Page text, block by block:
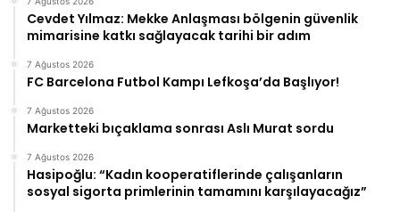
Cevdet Yılmaz: Mekke Anlaşması bölgenin güvenlik
mimarisine katkı sağlayacak tarihi bir adım
7 Ağustos 2026
FC Barcelona Futbol Kampı Lefkoşa’da Başlıyor!
7 Ağustos 2026
Marketteki bıçaklama sonrası Aslı Murat sordu
7 Ağustos 2026
Hasipoğlu: “Kadın kooperatiflerinde çalışanların
sosyal sigorta primlerinin tamamını karşılayacağız”